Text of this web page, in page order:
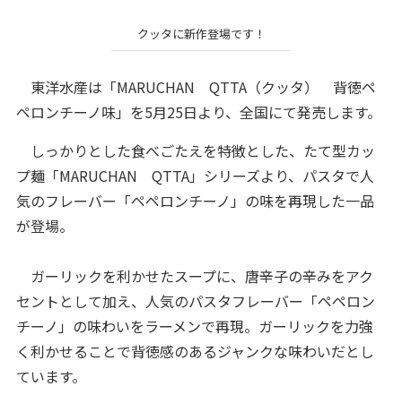
クッタに新作登場です！
東洋水産は「MARUCHAN QTTA（クッタ） 背徳ペ
ペロンチーノ味」を5月25日より、全国にて発売します。
しっかりとした食べごたえを特徴とした、たて型カッ
プ麺「MARUCHAN QTTA」シリーズより、 パスタで人
気のフレーバー「ペペロンチーノ」の味を再現した一品
が登場。
ガーリックを利かせたスープに、唐辛子の辛みをアク
セントとして加え、人気のパスタフレーバー「ペペロン
チーノ」の味わいをラーメンで再現。ガーリックを力強
く利かせることで背徳感のあるジャンクな味わいだとし
ています。